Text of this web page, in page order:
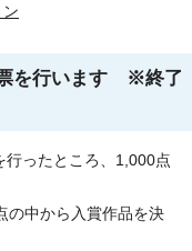
ン
を行います ※終了
行ったところ、1,000点
の中から入賞作品を決